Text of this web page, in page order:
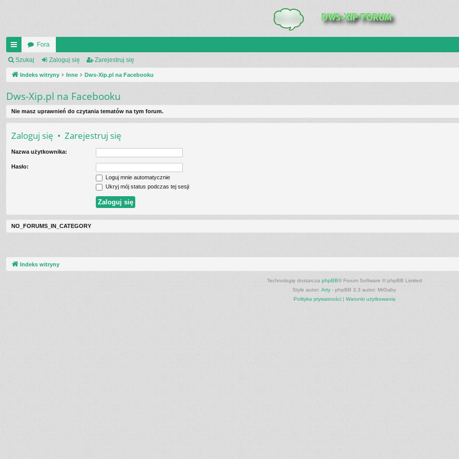
UI
C
_L
IN
K
S
Fora
Szukaj Zaloguj się Zarejestruj się
Indeks witryny Inne Dws-Xip.pl na Facebooku
Dws-Xip.pl na Facebooku
Nie masz uprawnień do czytania tematów na tym forum.
Zaloguj się • Zarejestruj się
Nazwa użytkownika:
Hasło:
Loguj mnie automatycznie
Ukryj mój status podczas tej sesji
NO_FORUMS_IN_CATEGORY
Indeks witryny
Technologię dostarcza phpBB® Forum Software © phpBB Limited
Style autor: Arty - phpBB 3.3 autor: MrGaby
Polityka prywatności| Warunki użytkowania